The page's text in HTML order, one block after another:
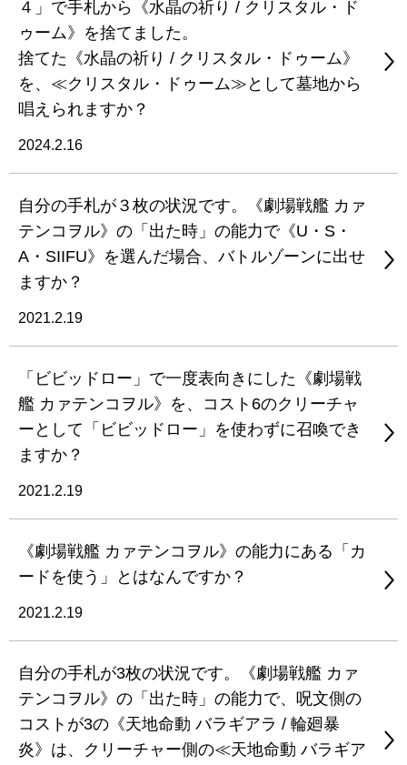
４」で手札から《水晶の祈り / クリスタル・ド
ゥーム》を捨てました。
捨てた《水晶の祈り / クリスタル・ドゥーム》
を、≪クリスタル・ドゥーム≫として墓地から
唱えられますか？
2024.2.16
自分の手札が３枚の状況です。《劇場戦艦 カァ
テンコヲル》の「出た時」の能力で《U・S・
A・SIIFU》を選んだ場合、バトルゾーンに出せ
ますか？
2021.2.19
「ビビッドロー」で一度表向きにした《劇場戦
艦 カァテンコヲル》を、コスト6のクリーチャ
ーとして「ビビッドロー」を使わずに召喚でき
ますか？
2021.2.19
《劇場戦艦 カァテンコヲル》の能力にある「カ
ードを使う」とはなんですか？
2021.2.19
自分の手札が3枚の状況です。《劇場戦艦 カァ
テンコヲル》の「出た時」の能力で、呪文側の
コストが3の《天地命動 バラギアラ / 輪廻暴
炎》は、クリーチャー側の≪天地命動 バラギア